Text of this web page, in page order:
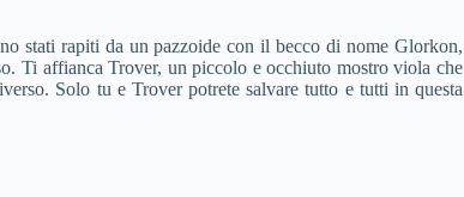
stati rapiti da un pazzoide con il becco di nome Glorkon,
Ti affianca Trover, un piccolo e occhiuto mostro viola che
Solo tu e Trover potrete salvare tutto e tutti in questa